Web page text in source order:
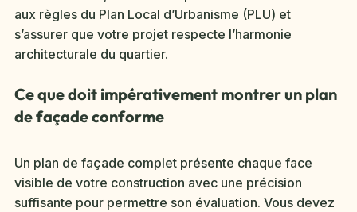
aux règles du Plan Local d’Urbanisme (PLU) et
s’assurer que votre projet respecte l’harmonie
architecturale du quartier.
Ce que doit impérativement montrer un plan
de façade conforme
Un plan de façade complet présente chaque face
visible de votre construction avec une précision
suffisante pour permettre son évaluation. Vous devez